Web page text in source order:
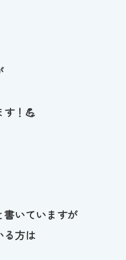
す！💪
書いていますが
る方は